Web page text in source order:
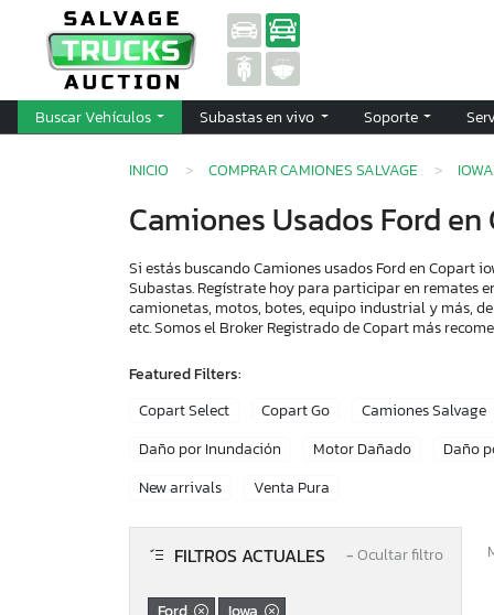
Buscar Vehículos Subastas en vivo Soporte
INICIO COMPRAR CAMIONES SALVAGE IOWA
Camiones Usados Ford
Si estás buscando Camiones usados Ford en Copart
Subastas. Regístrate hoy para participar en remates
camionetas, motos, botes, equipo industrial y más,
etc. Somos el Broker Registrado de Copart más
Featured Filters:
Copart Select
Copart Go Camiones Salvage
Daño por Inundación
Motor Dañado Daño
New arrivals
Venta Pura
FILTROS ACTUALES −Ocultar filtro